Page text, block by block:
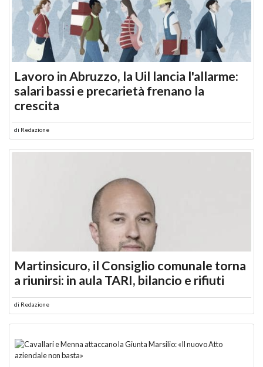
Lavoro in Abruzzo, la Uil lancia l'allarme:
salari bassi e precarietà frenano la
crescita
di Redazione
Martinsicuro, il Consiglio comunale torna
a riunirsi: in aula TARI, bilancio e rifiuti
di Redazione